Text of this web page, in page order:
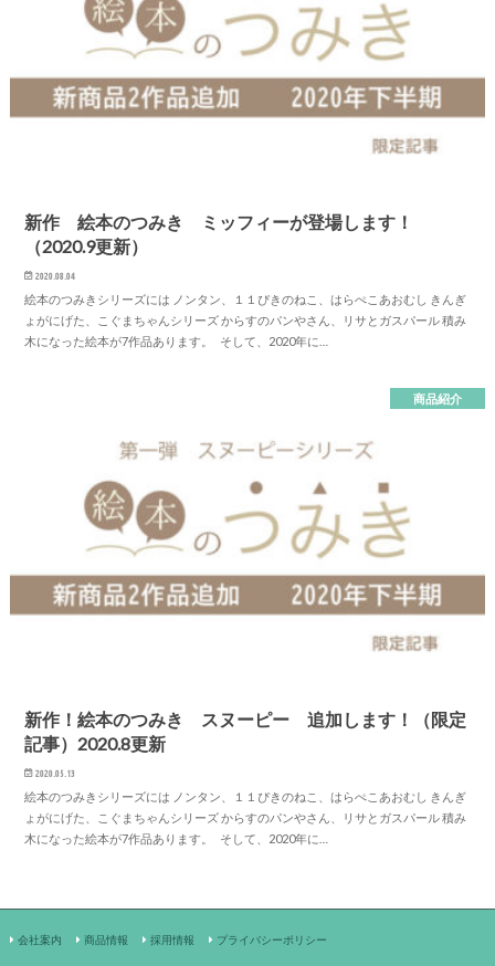
新作 絵本のつみき ミッフィーが登場します！
（2020.9更新）
2020.08.04
絵本のつみきシリーズには ノンタン、１１ぴきのねこ、はらぺこあおむし きんぎ
ょがにげた、こぐまちゃんシリーズ からすのパンやさん、リサとガスパール 積み
木になった絵本が7作品あります。 そして、2020年に…
商品紹介
新作！絵本のつみき スヌーピー 追加します！（限定
記事）2020.8更新
2020.05.13
絵本のつみきシリーズには ノンタン、１１ぴきのねこ、はらぺこあおむし きんぎ
ょがにげた、こぐまちゃんシリーズ からすのパンやさん、リサとガスパール 積み
木になった絵本が7作品あります。 そして、2020年に…
会社案内 商品情報 採用情報 プライバシーポリシー